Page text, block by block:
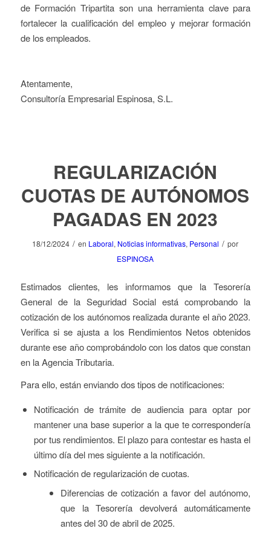
de Formación Tripartita son una herramienta clave para
fortalecer la cualificación del empleo y mejorar formación
de los empleados.
Atentamente,
Consultoría Empresarial Espinosa, S.L.
REGULARIZACIÓN
CUOTAS DE AUTÓNOMOS
PAGADAS EN 2023
18/12/2024 / en Laboral, Noticias informativas, Personal / por
ESPINOSA
Estimados clientes, les informamos que la Tesorería
General de la Seguridad Social está comprobando la
cotización de los autónomos realizada durante el año 2023.
Verifica si se ajusta a los Rendimientos Netos obtenidos
durante ese año comprobándolo con los datos que constan
en la Agencia Tributaria.
Para ello, están enviando dos tipos de notificaciones:
Notificación de trámite de audiencia para optar por
mantener una base superior a la que te correspondería
por tus rendimientos. El plazo para contestar es hasta el
último día del mes siguiente a la notificación.
Notificación de regularización de cuotas.
Diferencias de cotización a favor del autónomo,
que la Tesorería devolverá automáticamente
antes del 30 de abril de 2025.